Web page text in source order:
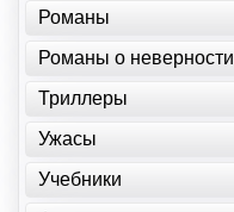
Романы
Романы о неверности
Триллеры
Ужасы
Учебники